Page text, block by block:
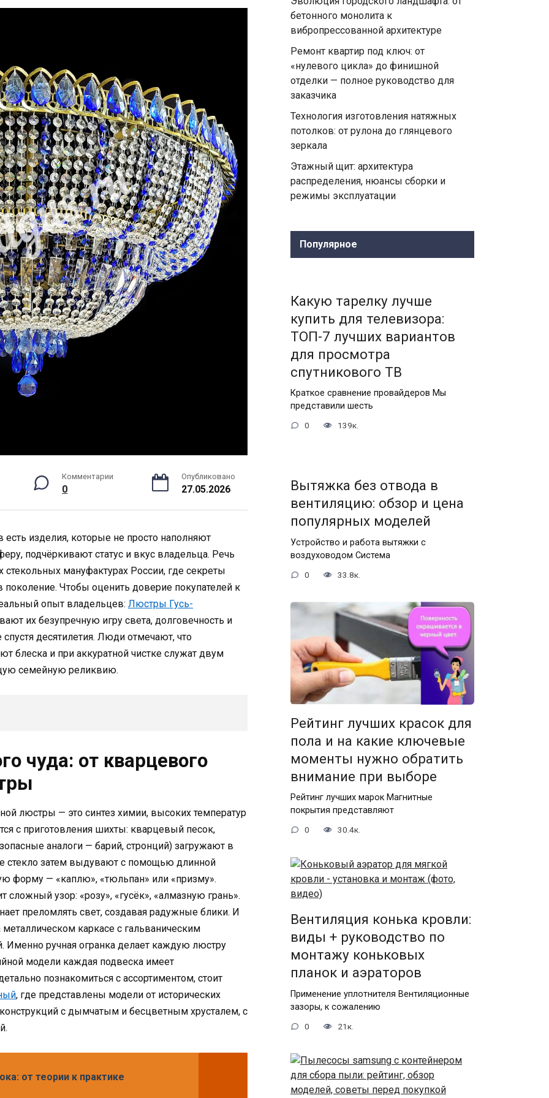
Комментарии
0
Опубликовано
27.05.2026
изделия, которые не просто наполняют
подчёркивают статус и вкус владельца. Речь
мануфактурах России, где секреты
Чтобы оценить доверие покупателей к
опыт владельцев: Люстры Гусь-
их безупречную игру света, долговечность и
десятилетия. Люди отмечают, что
блеска и при аккуратной чистке служат двум
семейную реликвию.
чуда: от кварцевого
люстры — это синтез химии, высоких температур
с приготовления шихты: кварцевый песок,
аналоги — барий, стронций) загружают в
стекло затем выдувают с помощью длинной
форму — «каплю», «тюльпан» или «призму».
узор: «розу», «гусёк», «алмазную грань».
преломлять свет, создавая радужные блики. И
каркасе с гальваническим
ручная огранка делает каждую люстру
модели каждая подвеска имеет
познакомиться с ассортиментом, стоит
, где представлены модели от исторических
с дымчатым и бесцветным хрусталем, с
от теории к практике
бетонного монолита к
вибропрессованной архитектуре
Ремонт квартир под ключ: от
«нулевого цикла» до финишной
отделки — полное руководство для
заказчика
Технология изготовления натяжных
потолков: от рулона до глянцевого
зеркала
Этажный щит: архитектура
распределения, нюансы сборки и
режимы эксплуатации
Популярное
Какую тарелку лучше
купить для телевизора:
ТОП-7 лучших вариантов
для просмотра
спутникового ТВ
Краткое сравнение провайдеров Мы
представили шесть
0 139к.
Вытяжка без отвода в
вентиляцию: обзор и цена
популярных моделей
Устройство и работа вытяжки с
воздуховодом Система
0 33.8к.
Рейтинг лучших красок для
пола и на какие ключевые
моменты нужно обратить
внимание при выборе
Рейтинг лучших марок Магнитные
покрытия представляют
0 30.4к.
Вентиляция конька кровли:
виды + руководство по
монтажу коньковых
планок и аэраторов
Применение уплотнителя Вентиляционные
зазоры, к сожалению
0 21к.